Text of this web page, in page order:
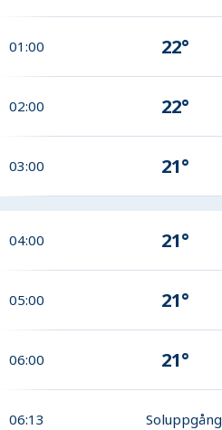
01:00 22°
02:00 22°
03:00 21°
04:00 21°
05:00 21°
06:00 21°
06:13 Soluppgång